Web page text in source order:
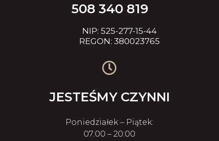
508 340 819
NIP: 525-277-15-44
REGON: 380023765
JESTEŚMY CZYNNI
Poniedziałek – Piątek:
07:00 – 20:00